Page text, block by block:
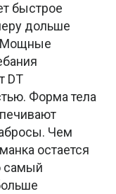
быстрое
дольше
Мощные
DT
Форма тела
Чем
остается
самый